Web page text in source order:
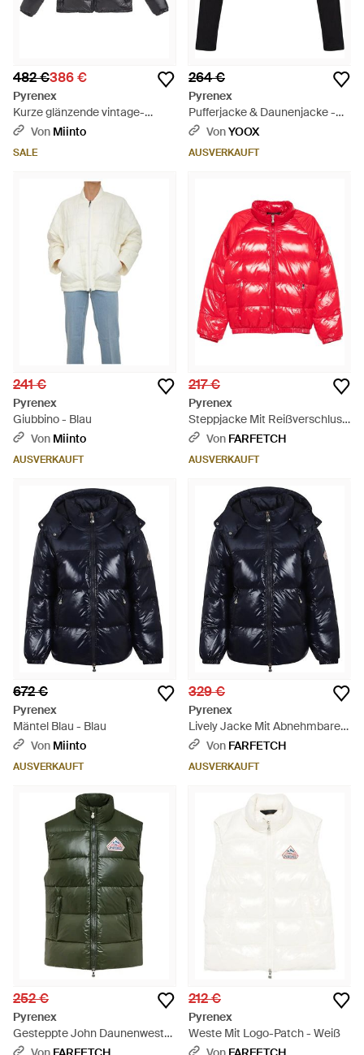
482 €386 €
Pyrenex
Kurze glänzende vintage-
daunenjacke für frauen - Blau
Von Miinto
SALE
264 €
Pyrenex
Pufferjacke & Daunenjacke -
Schwarz
VonYOOX
AUSVERKAUFT
241 €
Pyrenex
Giubbino - Blau
Von Miinto
AUSVERKAUFT
217 €
Pyrenex
Steppjacke Mit Reißverschluss
- RotVon FARFETCH
AUSVERKAUFT
672 €
Pyrenex
Mäntel Blau - Blau
Von Miinto
AUSVERKAUFT
329 €
Pyrenex
Lively Jacke Mit Abnehmbarer
Kapuze - Blau
Von FARFETCH
AUSVERKAUFT
252 €
Pyrenex
Gesteppte John Daunenweste
- Grün
212 €
Pyrenex
Weste Mit Logo-Patch - Weiß